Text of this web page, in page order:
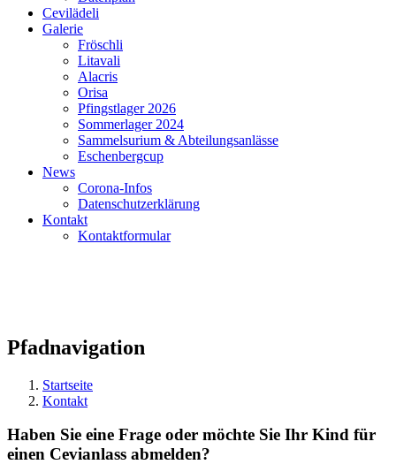
Cevilädeli
Galerie
Fröschli
Litavali
Alacris
Orisa
Pfingstlager 2026
Sommerlager 2024
Sammelsurium & Abteilungsanlässe
Eschenbergcup
News
Corona-Infos
Datenschutzerklärung
Kontakt
Kontaktformular
Pfadnavigation
Startseite
Kontakt
Haben Sie eine Frage oder möchte Sie Ihr Kind für
einen Cevianlass abmelden?